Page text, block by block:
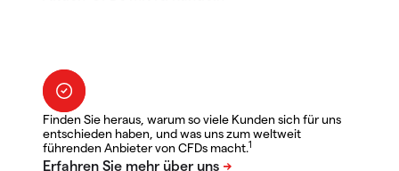
Finden Sie heraus, warum so viele Kunden sich für uns
entschieden haben, und was uns zum weltweit
führenden Anbieter von CFDs macht.1